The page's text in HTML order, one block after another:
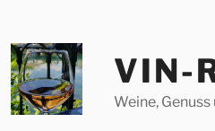
VIN-
Weine,